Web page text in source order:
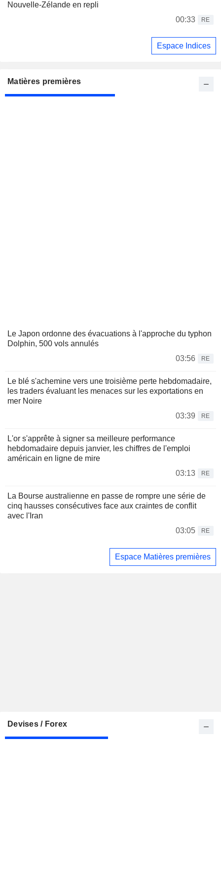
Nouvelle-Zélande en repli
00:33
RE
Espace Indices
Matières premières
Le Japon ordonne des évacuations à l'approche du typhon
Dolphin, 500 vols annulés
03:56
RE
Le blé s'achemine vers une troisième perte hebdomadaire,
les traders évaluant les menaces sur les exportations en
mer Noire
03:39
RE
L'or s'apprête à signer sa meilleure performance
hebdomadaire depuis janvier, les chiffres de l'emploi
américain en ligne de mire
03:13
RE
La Bourse australienne en passe de rompre une série de
cinq hausses consécutives face aux craintes de conflit
avec l'Iran
03:05
RE
Espace Matières premières
Devises / Forex